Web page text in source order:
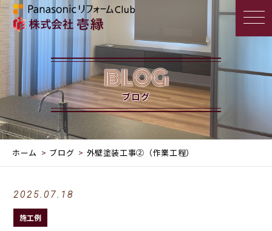
BLOG
ブログ
ホーム ブログ 外壁塗装工事②（作業工程）
2025.07.18
施工例